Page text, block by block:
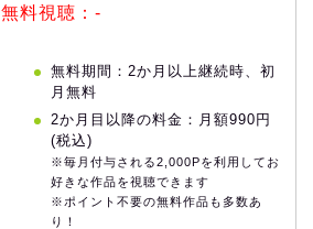
無料視聴：-
無料期間：2か月以上継続時、初
月無料
2か月目以降の料金：月額990円
(税込)
※毎月付与される2,000Pを利用してお
好きな作品を視聴できます
※ポイント不要の無料作品も多数あ
り！